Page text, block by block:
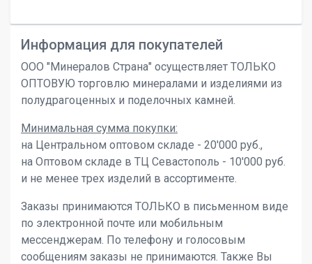
Информация для покупателей
ООО "Минералов Страна" осуществляет ТОЛЬКО
ОПТОВУЮ торговлю минералами и изделиями из
полудрагоценных и поделочных камней.
Минимальная сумма покупки:
на Центральном оптовом складе - 20'000 руб.,
на Оптовом складе в ТЦ Севастополь - 10'000 руб.
и не менее трех изделий в ассортименте.
Заказы принимаются ТОЛЬКО в письменном виде
по электронной почте или мобильным
мессенджерам. По телефону и голосовым
сообщениям заказы не принимаются. Также Вы